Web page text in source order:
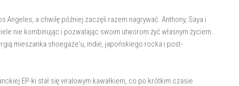
a chwilę później zaczęli razem nagrywać. Anthony, Saya i
nie kombinując i pozwalając swoim utworom żyć własnym życiem.
mieszanka shoegaze'u, indie, japońskiego rocka i post-
EP-ki stał się viralowym kawałkiem, co po krótkim czasie